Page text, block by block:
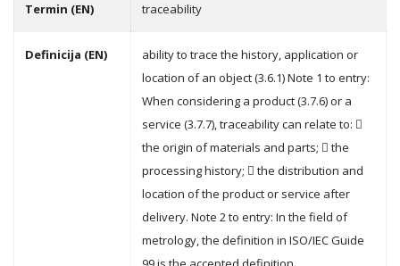
Termin (EN) traceability
Definicija (EN)
ability to trace the history, application or
location of an object (3.6.1) Note 1 to entry:
When considering a product (3.7.6) or a
service (3.7.7), traceability can relate to: 
the origin of materials and parts;  the
processing history;  the distribution and
location of the product or service after
delivery. Note 2 to entry: In the field of
metrology, the definition in ISO/IEC Guide